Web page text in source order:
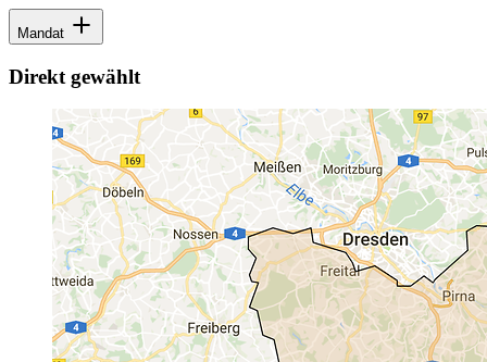
Mandat
Direkt gewählt